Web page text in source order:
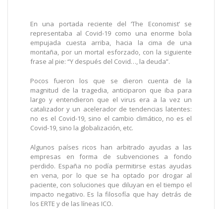
En una portada reciente del ‘The Economist’ se
representaba al Covid-19 como una enorme bola
empujada cuesta arriba, hacia la cima de una
montaña, por un mortal esforzado, con la siguiente
frase al pie: “Y después del Covid…, la deuda”.
Pocos fueron los que se dieron cuenta de la
magnitud de la tragedia, anticiparon que iba para
largo y entendieron que el virus era a la vez un
catalizador y un acelerador de tendencias latentes:
no es el Covid-19, sino el cambio climático, no es el
Covid-19, sino la globalización, etc.
Algunos países ricos han arbitrado ayudas a las
empresas en forma de subvenciones a fondo
perdido. España no podía permitirse estas ayudas
en vena, por lo que se ha optado por drogar al
paciente, con soluciones que diluyan en el tiempo el
impacto negativo. Es la filosofía que hay detrás de
los ERTE y de las líneas ICO.